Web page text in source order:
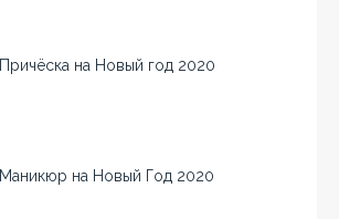
Причёска на Новый год 2020
Маникюр на Новый Год 2020